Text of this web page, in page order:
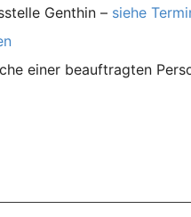
Genthin – siehe
einer beauftragten